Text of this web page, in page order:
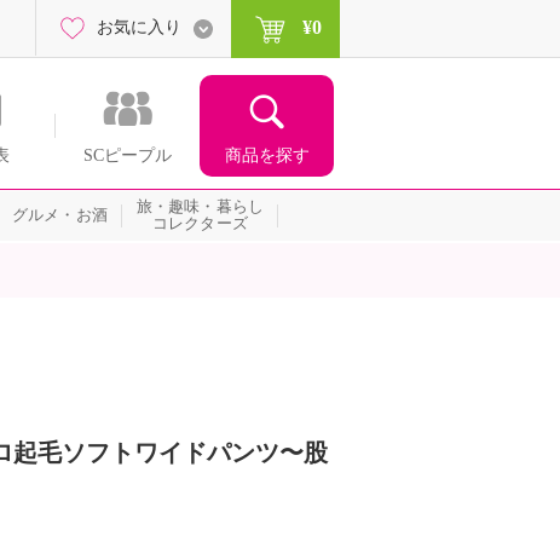
SCピープル 商品を探す
お気に入り ¥0
グルメ・お酒
旅・趣味・暮らし
コレクターズ
毛ソフトワイドパンツ〜股